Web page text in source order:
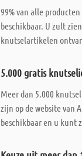
99% van alle
beschikbaar. U zult
knutselartikelen
5.000 gratis
Meer dan 5.000
zijn op de website van
beschikbaar en u kunt